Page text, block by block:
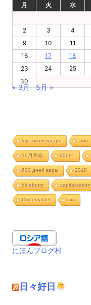
月
火 水
2
3 4
9
10 11
16
17 18
23
24 25
30
« 3月 5月 »
#котокалендарь -арь
10月革命 20лет
600 дней веры 2018
blueberry capitalization
Clozemaster cуп
にほんブログ村
日々好日